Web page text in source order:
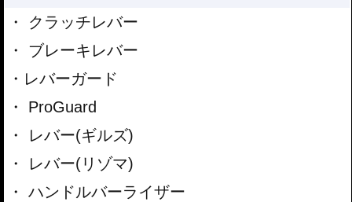
クラッチレバー
ブレーキレバー
レバーガード
ProGuard
レバー(ギルズ)
レバー(リゾマ)
ハンドルバーライザー